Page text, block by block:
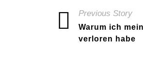
Previous Story
Warum ich
verloren habe